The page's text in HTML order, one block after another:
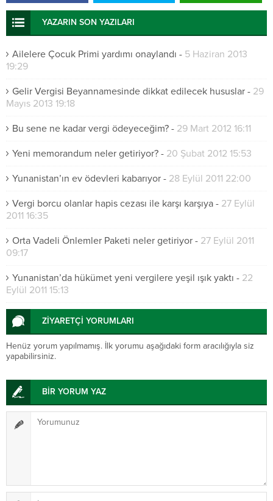
YAZARIN SON YAZILARI
Ailelere Çocuk Primi yardımı onaylandı - 5 Haziran 2013
19:29
Gelir Vergisi Beyannamesinde dikkat edilecek hususlar - 29
Mayıs 2013 19:18
Bu sene ne kadar vergi ödeyeceğim? - 29 Mart 2012 16:11
Yeni memorandum neler getiriyor? - 20 Şubat 2012 15:53
Yunanistan’ın ev ödevleri kabarıyor - 28 Eylül 2011 22:00
Vergi borcu olanlar hapis cezası ile karşı karşıya - 27 Eylül
2011 16:35
Orta Vadeli Önlemler Paketi neler getiriyor - 27 Eylül 2011
09:17
Yunanistan’da hükümet yeni vergilere yeşil ışık yaktı - 22
Eylül 2011 15:13
ZİYARETÇİ YORUMLARI
Henüz yorum yapılmamış. İlk yorumu aşağıdaki form aracılığıyla siz
yapabilirsiniz.
BİR YORUM YAZ